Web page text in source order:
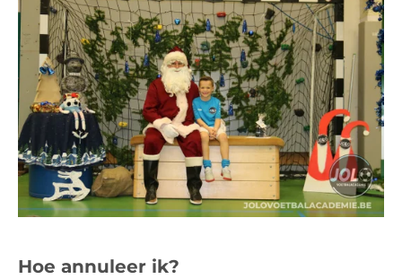
Hoe annuleer ik?